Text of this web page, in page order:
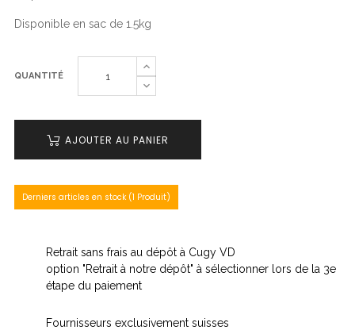
Disponible en sac de 1.5kg
QUANTITÉ
AJOUTER AU PANIER
Derniers articles en stock (1 Produit)
Retrait sans frais au dépôt à Cugy VD
option "Retrait à notre dépôt" à sélectionner lors de la 3e
étape du paiement
Fournisseurs exclusivement suisses